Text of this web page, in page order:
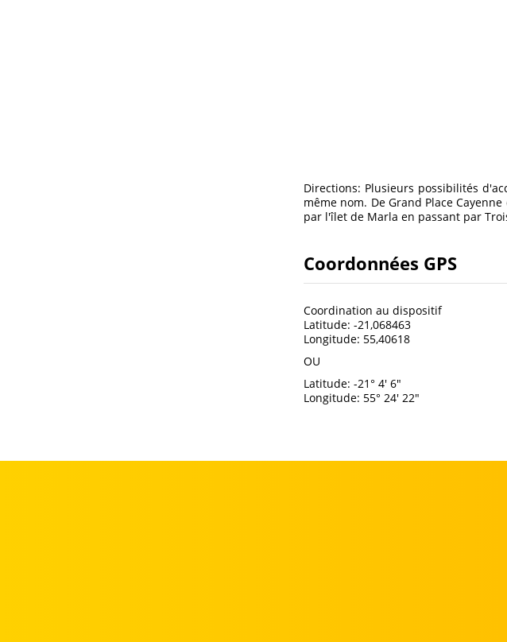
Directions: Plusieurs possibilités
même nom. De Grand Place
par l'îlet de Marla en passant par
Coordonnées GPS
Coordination au dispositif
Latitude: -21,068463
Longitude: 55,40618
OU
Latitude: -21° 4' 6"
Longitude: 55° 24' 22"